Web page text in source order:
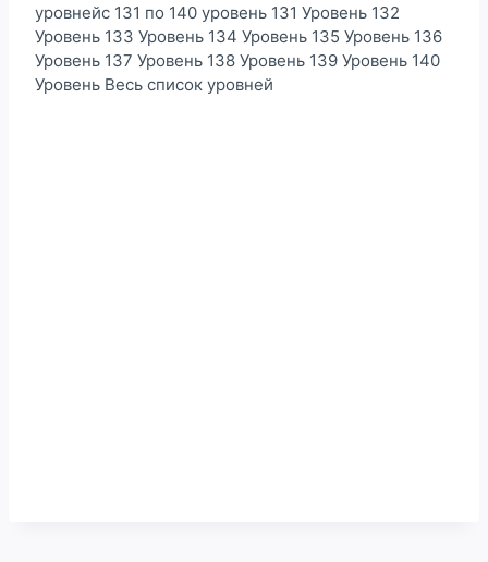
уровнейс 131 по 140 уровень 131 Уровень 132
Уровень 133 Уровень 134 Уровень 135 Уровень 136
Уровень 137 Уровень 138 Уровень 139 Уровень 140
Уровень Весь список уровней